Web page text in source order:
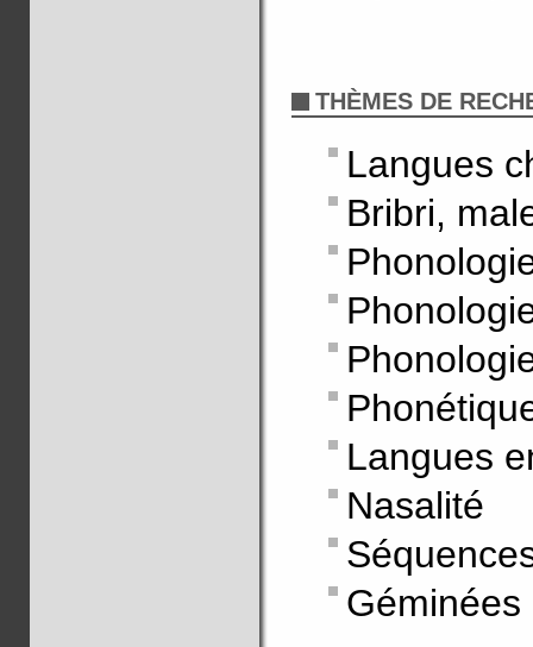
THÈMES DE
Langues
Bribri,
Langues
Nasalité
Géminées